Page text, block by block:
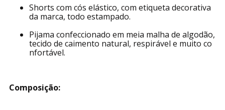
Shorts com cós elástico, com etiqueta decorativa
da marca, todo estampado.
Pijama confeccionado em meia malha de algodão,
tecido de caimento natural, respirável e muito co
nfortável.
Composição: